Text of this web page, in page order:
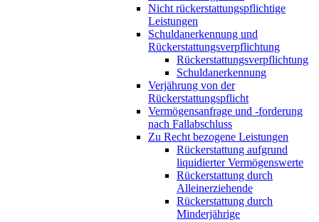
Nicht rückerstattungspflichtige
Leistungen
Schuldanerkennung und
Rückerstattungsverpflichtung
Rückerstattungsverpflichtung
Schuldanerkennung
Verjährung von der
Rückerstattungspflicht
Vermögensanfrage und -forderung
nach Fallabschluss
Zu Recht bezogene Leistungen
Rückerstattung aufgrund
liquidierter Vermögenswerte
Rückerstattung durch
Alleinerziehende
Rückerstattung durch
Minderjährige